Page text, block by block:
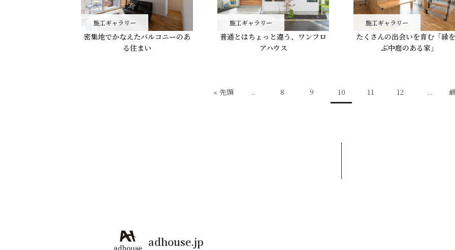
施工ギャラリー
密集地でかなえたバルコニーのあ
る住まい
施工ギャラリー
普通とはちょっと違う、ワンフロ
アハウス
施工ギャラリー
たくさんの出会いを育む「縁
ぶ中庭のある家」
« 先頭 ... 8 9 10 11 12 ...
adhouse.jp